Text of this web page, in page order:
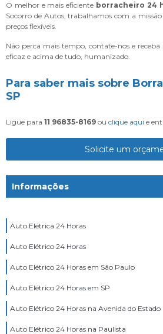
O melhor e mais eficiente borracheiro 24
Socorro de Autos, trabalhamos com a
preços flexíveis.
Não perca mais tempo, contate-nos e
eficaz e acima de tudo, humanizado.
Para saber mais sobre
SP
Ligue para 11 96835-8169 ou clique aqui e
Solicite um
Informações
Auto Elétrica 24 Horas
Auto Elétrico 24 Horas
Auto Elétrico 24 Horas em São Paulo
Auto Elétrico 24 Horas em SP
Auto Elétrico 24 Horas na Avenida do Estado
Auto Elétrico 24 Horas na Paulista